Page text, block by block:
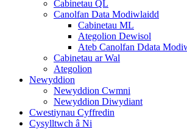
Cabinetau QL
Canolfan Data Modiwlaidd
Cabinetau ML
Ategolion Dewisol
Ateb Canolfan Ddata
Cabinetau ar Wal
Ategolion
Newyddion
Newyddion Cwmni
Newyddion Diwydiant
Cwestiynau Cyffredin
Cysylltwch â Ni